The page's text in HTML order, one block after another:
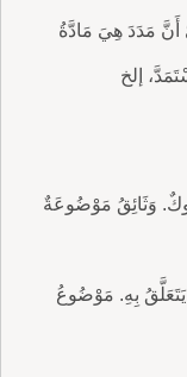
أَنَّ مَدَدَ هِيَ مَادَّةُ
إلخ
وَثَائِقُ مَوْضُوعَةٌ
بِهِ. مَوْضُوعُ